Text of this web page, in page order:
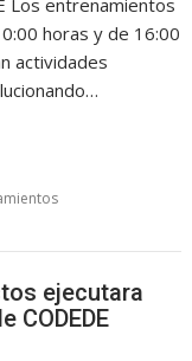
Los entrenamientos
horas y de 16:00
actividades
ejecutara
CODEDE